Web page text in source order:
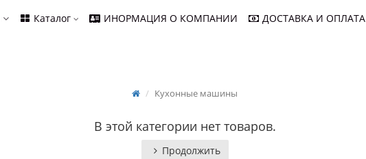
Каталог ИНОРМАЦИЯ О КОМПАНИИ ДОСТАВКА И ОПЛАТА
Кухонные машины
В этой категории нет товаров.
Продолжить